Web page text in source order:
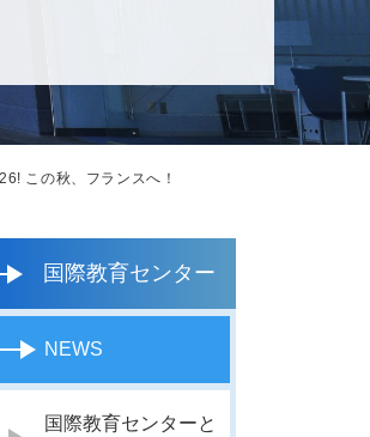
この秋、フランスへ！
国際教育センター
NEWS
国際教育センターと